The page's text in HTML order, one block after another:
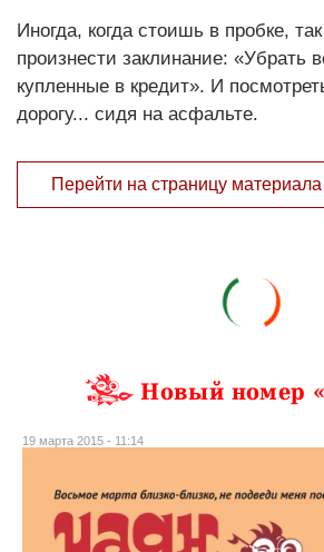
Иногда, когда стоишь в пробке,
произнести заклинание: «Убрать
купленные в кредит». И
дорогу... сидя на асфальте.
Перейти на страницу материала
Новый номер
19 марта 2015 - 11:14